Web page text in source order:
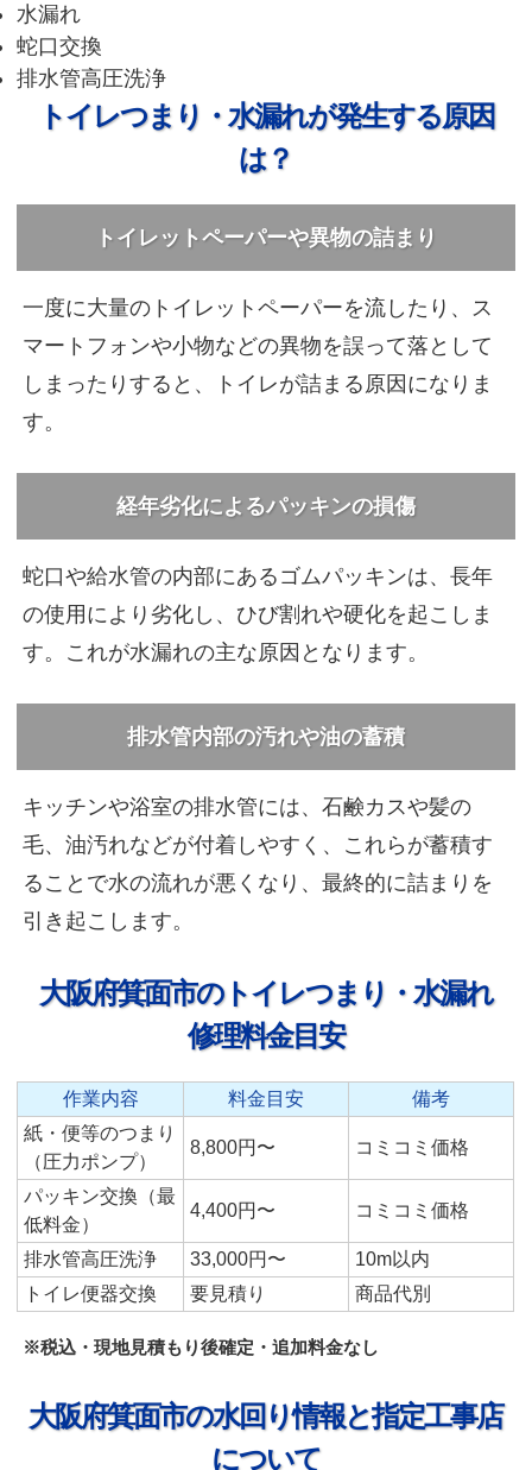
水漏れ
蛇口交換
排水管高圧洗浄
トイレつまり・水漏れが発生する原因
は？
トイレットペーパーや異物の詰まり
一度に大量のトイレットペーパーを流したり、ス
マートフォンや小物などの異物を誤って落として
しまったりすると、トイレが詰まる原因になりま
す。
経年劣化によるパッキンの損傷
蛇口や給水管の内部にあるゴムパッキンは、長年
の使用により劣化し、ひび割れや硬化を起こしま
す。これが水漏れの主な原因となります。
排水管内部の汚れや油の蓄積
キッチンや浴室の排水管には、石鹸カスや髪の
毛、油汚れなどが付着しやすく、これらが蓄積す
ることで水の流れが悪くなり、最終的に詰まりを
引き起こします。
大阪府箕面市のトイレつまり・水漏れ
修理料金目安
作業内容 料金目安
備考
紙・便等のつまり
（圧力ポンプ）
8,800円〜 コミコミ価格
パッキン交換（最
低料金）
4,400円〜 コミコミ価格
排水管高圧洗浄 33,000円〜
10m以内
トイレ便器交換
要見積り 商品代別
※税込・現地見積もり後確定・追加料金なし
大阪府箕面市の水回り情報と指定工事店
について